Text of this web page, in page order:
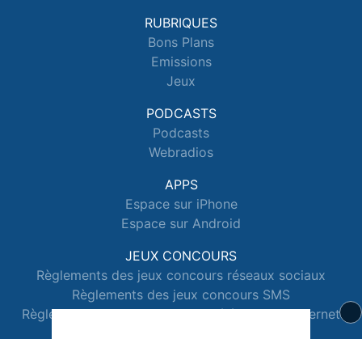
RUBRIQUES
Bons Plans
Emissions
Jeux
PODCASTS
Podcasts
Webradios
APPS
Espace sur iPhone
Espace sur Android
JEUX CONCOURS
Règlements des jeux concours réseaux sociaux
Règlements des jeux concours SMS
Règlements des jeux concours téléphone et internet